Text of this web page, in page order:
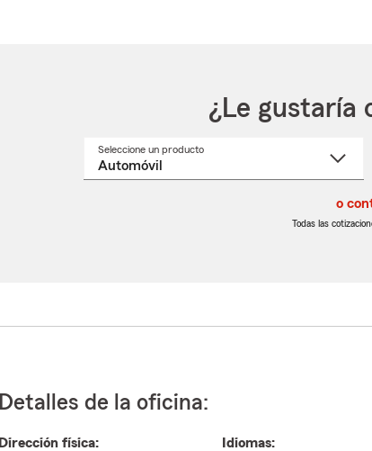
¿Le gustaría
Seleccione un productoSeleccione
o
Todas las
Detalles de la oficina:
Dirección física:
Idiomas: